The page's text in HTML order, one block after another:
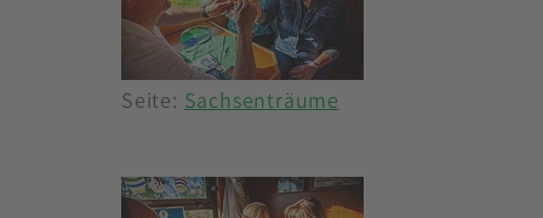
Seite: Sachsenträume